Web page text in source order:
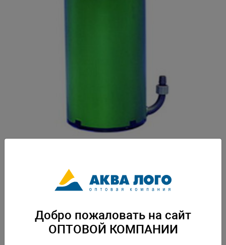
Фильтр Eheim внешний на 250 л. Керамический наполнитель EHEIM
EhfiMECH ,Губка грубой очистки х1,Губка тонкой очистки х1, Субстрат
Скачать каталогДобро пожаловать на сайт
ОПТОВОЙ КОМПАНИИ